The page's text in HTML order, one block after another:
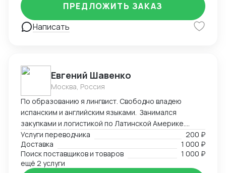
Написать
ПРЕДЛОЖИТЬ ЗАКАЗ
Евгений Шавенко
Москва, Россия
По образованию я лингвист. Свободно владею
испанским и английским языками. Занимался
закупками и логистикой по Латинской Америке.
Координировал, вел переговоры по закупке,
согласовал цены DDP. Перевозил товары до складов
компании. В данный момент занимаюсь
организацией импорта в Российскую Федерацию из
Услуги переводчика
200 ₽
Доставка
1 000 ₽
Поиск поставщиков и товаров
1 000 ₽
ещё 2 услуги